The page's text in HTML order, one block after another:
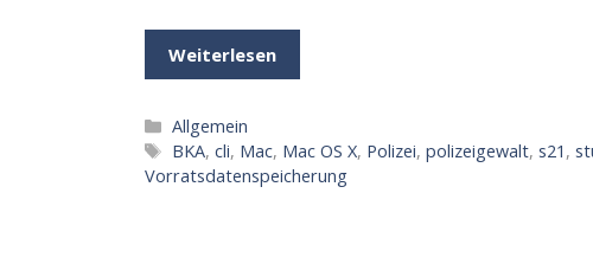
Weiterlesen
Kategorien
Allgemein
Schlagwörter
BKA,cli, Mac, Mac OS X, Polizei,polizeigewalt,s21 ,
Vorratsdatenspeicherung